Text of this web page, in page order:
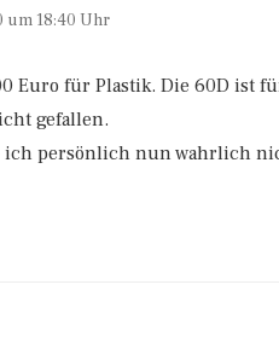
um 18:40 Uhr
Euro für Plastik. Die 60D ist
gefallen.
persönlich nun wahrlich